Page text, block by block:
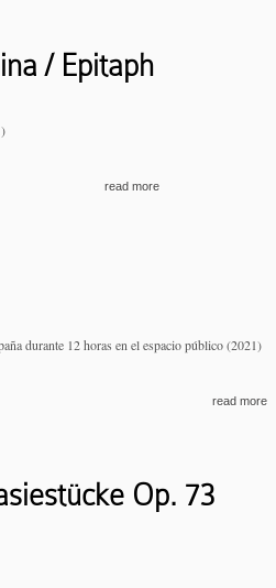
/ Epitaph
read more
durante 12 horas en el espacio público (2021)
read more
Op. 73